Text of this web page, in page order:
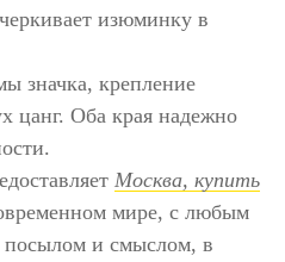
изюминку в
значка, крепление
цанг. Оба края надежно
Москва, купить
мире, с любым
и смыслом, в